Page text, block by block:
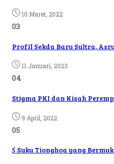
10 Maret, 2022
03
Profil Sekda Baru Sultra,
11 Januari, 2023
04
Stigma PKI dan Kisah
9 April, 2022
05
5 Suku Tionghoa yang